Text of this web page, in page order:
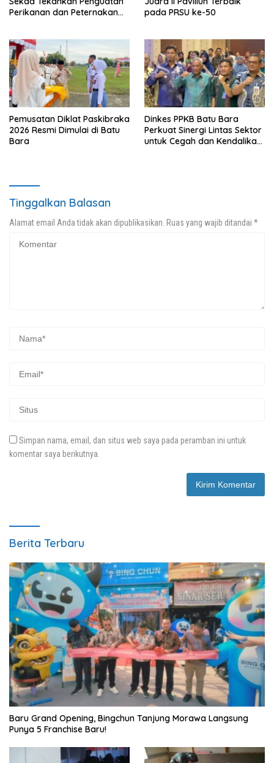
Perikanan dan Peternakan
pada PRSU ke-50
Pemusatan Diklat Paskibraka
2026 Resmi Dimulai di Batu
Bara
Dinkes PPKB Batu Bara
Perkuat Sinergi Lintas Sektor
untuk Cegah dan Kendalikan
Tinggalkan Balasan
Alamat email Anda tidak akan dipublikasikan. Ruas yang wajib ditandai *
Simpan nama, email, dan situs web saya pada peramban ini untuk
komentar saya berikutnya.
Berita Terbaru
‎Baru Grand Opening, Bingchun Tanjung Morawa Langsung
Punya 5 Franchise Baru!